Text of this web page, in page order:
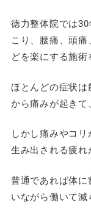
徳力整体院では
こり、腰痛、頭
どを楽にする施術
ほとんどの症状
から痛みが起きて
しかし痛みやコ
生み出される疲れ
普通であれば体
いながら働いて減